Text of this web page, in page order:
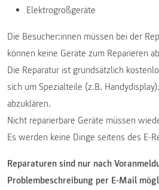
Elektrogroßgeräte
Die Besucher:innen müssen bei der
können keine Geräte zum Reparieren
Die Reparatur ist grundsätzlich
sich um Spezialteile (z.B.
abzuklären.
Nicht reparierbare Geräte müssen
Es werden keine Dinge seitens des E-
Reparaturen sind nur nach
Problembeschreibung per E-Mail